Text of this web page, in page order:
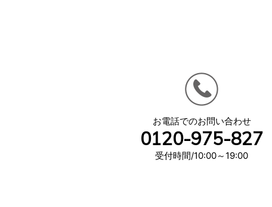
お電話でのお問い合わせ
0120-975-827
受付時間/10:00～19:00